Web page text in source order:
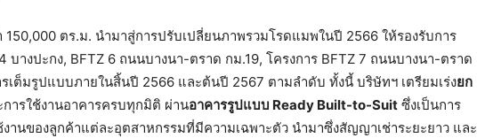
ตร.ม. นำมาสู่การปรับเปลี่ยนภาพรวมโรดแมพในปี 2566 ให้รองรับการ
างปะกง, BFTZ 6 ถนนบางนา-ตราด กม.19, โครงการ BFTZ 7 ถนนบางนา-ตราด
เต็มรูปแบบภายในสิ้นปี 2566 และต้นปี 2567 ตามลำดับ ทั้งนี้ บริษัทฯ เตรียมเร่งยก
ารใช้งานอาคารครบทุกมิติ ผ่านอาคารรูปแบบ Ready Built-to-Suit ซึ่งเป็นการ
นของลูกค้าแต่ละอุตสาหกรรมที่มีความเฉพาะตัว นำมาซึ่งสัญญาเช่าระยะยาว และ